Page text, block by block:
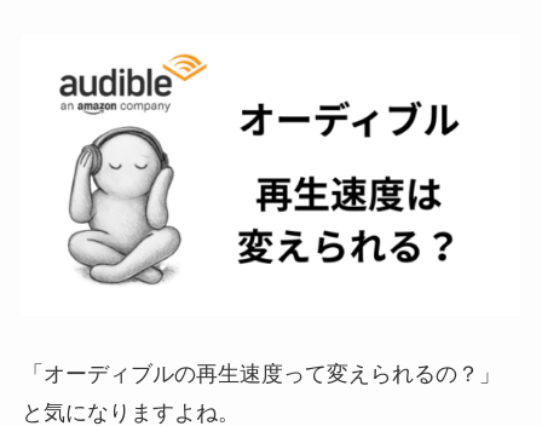
「オーディブルの再生速度って変えられるの？」
と気になりますよね。